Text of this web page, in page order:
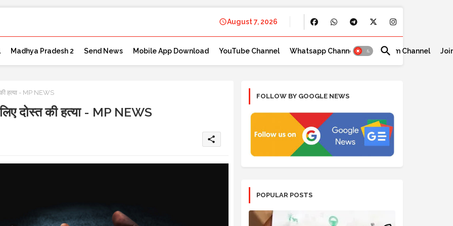
August 7, 2026
Madhya Pradesh 2 Send News Mobile App Download YouTube Channel Whatsapp Channel Telegram Channel
हत्या - MP NEWS
दोस्त की हत्या - MP NEWS
share
FOLLOW BY GOOGLE NEWS
POPULAR POSTS